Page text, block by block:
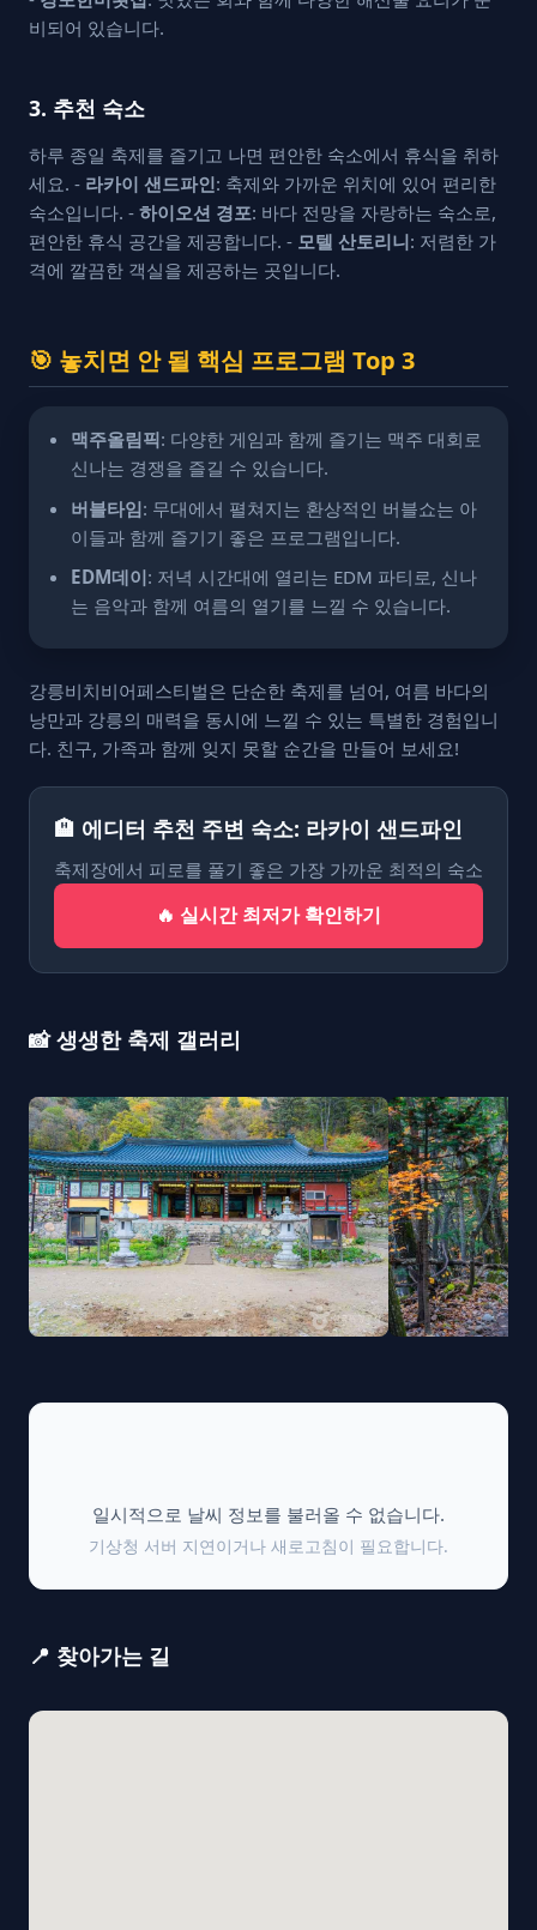
비되어 있습니다.
3. 추천 숙소
하루 종일 축제를 즐기고 나면 편안한 숙소에서 휴식을 취하
세요. - 라카이 샌드파인: 축제와 가까운 위치에 있어 편리한
숙소입니다. - 하이오션 경포: 바다 전망을 자랑하는 숙소로,
편안한 휴식 공간을 제공합니다. - 모텔 산토리니: 저렴한 가
격에 깔끔한 객실을 제공하는 곳입니다.
🎯 놓치면 안 될 핵심 프로그램 Top 3
맥주올림픽: 다양한 게임과 함께 즐기는 맥주 대회로
신나는 경쟁을 즐길 수 있습니다.
버블타임: 무대에서 펼쳐지는 환상적인 버블쇼는 아
이들과 함께 즐기기 좋은 프로그램입니다.
EDM데이: 저녁 시간대에 열리는 EDM 파티로, 신나
는 음악과 함께 여름의 열기를 느낄 수 있습니다.
강릉비치비어페스티벌은 단순한 축제를 넘어, 여름 바다의
낭만과 강릉의 매력을 동시에 느낄 수 있는 특별한 경험입니
다. 친구, 가족과 함께 잊지 못할 순간을 만들어 보세요!
🏨 에디터 추천 주변 숙소: 라카이 샌드파인
축제장에서 피로를 풀기 좋은 가장 가까운 최적의 숙소
🔥 실시간 최저가 확인하기
📸 생생한 축제 갤러리
일시적으로 날씨 정보를 불러올 수 없습니다.
기상청 서버 지연이거나 새로고침이 필요합니다.
📍 찾아가는 길